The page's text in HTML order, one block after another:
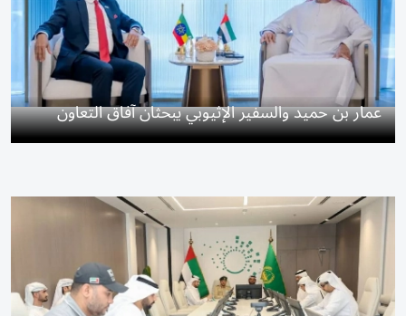
عمار بن حميد والسفير الإثيوبي يبحثان آفاق التعاون